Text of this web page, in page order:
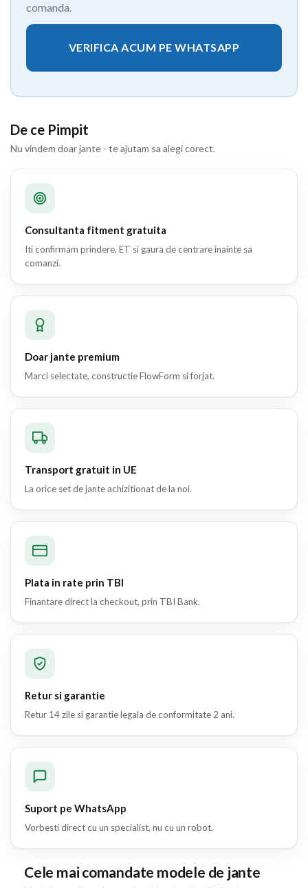
comanda.
VERIFICA ACUM PE WHATSAPP
De ce Pimpit
Nu vindem doar jante - te ajutam sa alegi corect.
Consultanta fitment gratuita
Iti confirmam prindere, ET si gaura de centrare inainte sa
comanzi.
Doar jante premium
Marci selectate, constructie FlowForm si forjat.
Transport gratuit in UE
La orice set de jante achizitionat de la noi.
Plata in rate prin TBI
Finantare direct la checkout, prin TBI Bank.
Retur si garantie
Retur 14 zile si garantie legala de conformitate 2 ani.
Suport pe WhatsApp
Vorbesti direct cu un specialist, nu cu un robot.
Cele mai comandate modele de jante